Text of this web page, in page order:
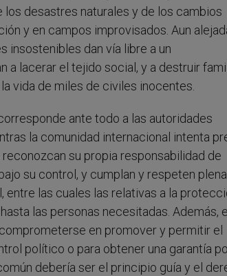
desastres naturales y de los cambios
y en campos improvisados. Aun
insostenibles dan vía libre a un
a lacerar el tejido social, y a destruir
vida de miles de civiles inocentes.
ante todo a las autoridades
la comunidad internacional intenta
su propia responsabilidad de
su control, y cumplan y respeten
las cuales las relativas a la
las personas necesitadas. Además,
en promover y permitir el
político o para obtener una garantía
debería ser el principio guía y el